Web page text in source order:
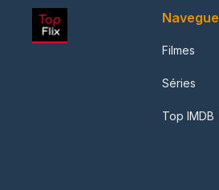
Navegue
Filmes
Séries
Top IMDB